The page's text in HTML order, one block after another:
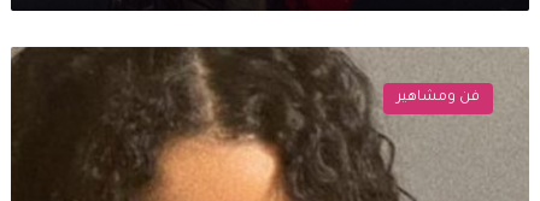
القنون
تشعل
فن ومشاهير